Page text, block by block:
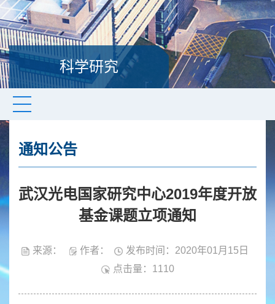
科学研究
通知公告
武汉光电国家研究中心2019年度开放
基金课题立项通知
来源： 作者：
发布时间：2020年01月15日
点击量： 1110